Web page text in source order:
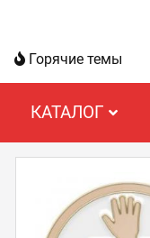
Горячие темы
КАТАЛОГ